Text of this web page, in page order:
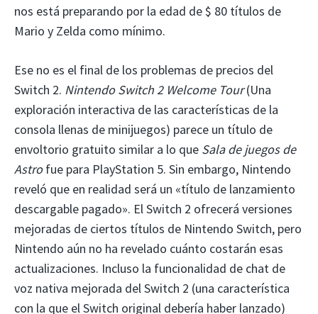
nos está preparando por la edad de $ 80 títulos de
Mario y Zelda como mínimo.
Ese no es el final de los problemas de precios del
Switch 2. Nintendo Switch 2 Welcome Tour(Una
exploración interactiva de las características de la
consola llenas de minijuegos) parece un título de
envoltorio gratuito similar a lo que Sala de juegos de
Astrofue para PlayStation 5. Sin embargo, Nintendo
reveló que en realidad será un «título de lanzamiento
descargable pagado». El Switch 2 ofrecerá versiones
mejoradas de ciertos títulos de Nintendo Switch, pero
Nintendo aún no ha revelado cuánto costarán esas
actualizaciones. Incluso la funcionalidad de chat de
voz nativa mejorada del Switch 2 (una característica
con la que el Switch original debería haber lanzado)